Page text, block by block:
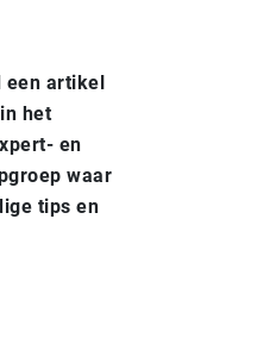
artikel
het
en
waar
tips en